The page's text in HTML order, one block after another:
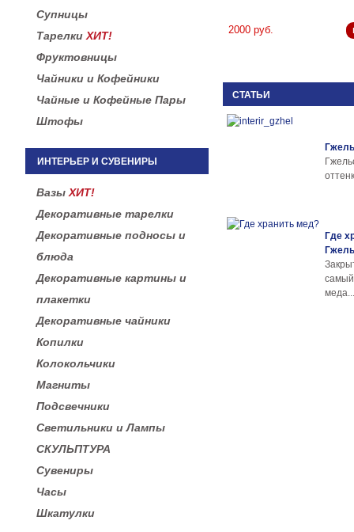
Супницы
Тарелки ХИТ!
Фруктовницы
Чайники и Кофейники
Чайные и Кофейные Пары
Штофы
ИНТЕРЬЕР И СУВЕНИРЫ
Вазы ХИТ!
Декоративные тарелки
Декоративные подносы и
блюда
Декоративные картины и
плакетки
Декоративные чайники
Копилки
Колокольчики
Магниты
Подсвечники
Светильники и Лампы
СКУЛЬПТУРА
Сувениры
Часы
Шкатулки
2000 руб.
СТАТЬИ
Где
Гжель
меда...